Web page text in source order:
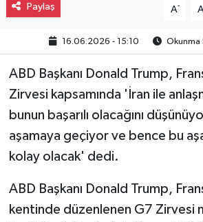
Paylaş A-
16.06.2026 - 15:10 Okunma
ABD Başkanı Donald Trump,
Zirvesi kapsamında 'İran ile
bunun başarılı olacağını
aşamaya geçiyor ve bence bu
kolay olacak' dedi.
ABD Başkanı Donald Trump,
kentinde düzenlenen G7 Zirvesi